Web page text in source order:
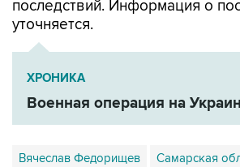
последствий. Информация о
уточняется.
ХРОНИКА
Военная операция на
Вячеслав Федорищев Самарская